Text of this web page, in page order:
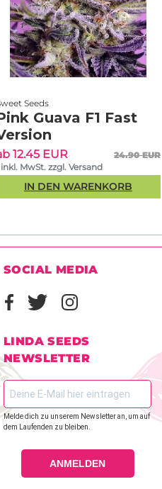
Seeds
Guava F1 Fast
12.45 EUR
24.90 EUR
inkl. MwSt. zzgl. Versand
IN DEN WARENKORB
SOCIAL MEDIA
LINDA SEEDS
NEWSLETTER
Melde dich zu unserem Newsletter an, um auf
dem Laufenden zu bleiben.
ANMELDEN